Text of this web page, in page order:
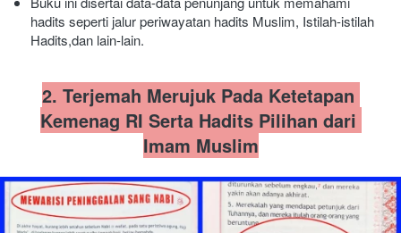
hadits seperti jalur periwayatan hadits Muslim, Istilah-istilah
Hadits,dan lain-lain.
2. Terjemah Merujuk Pada Ketetapan
Kemenag RI Serta Hadits Pilihan dari
Imam Muslim